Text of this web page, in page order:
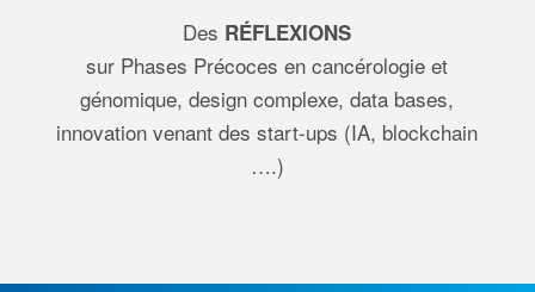
Des RÉFLEXIONS
sur Phases Précoces en cancérologie et
génomique, design complexe, data bases,
innovation venant des start-ups (IA, blockchain
….)